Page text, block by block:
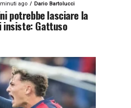
ago Dario Bartolucci
potrebbe lasciare la
insiste: Gattuso